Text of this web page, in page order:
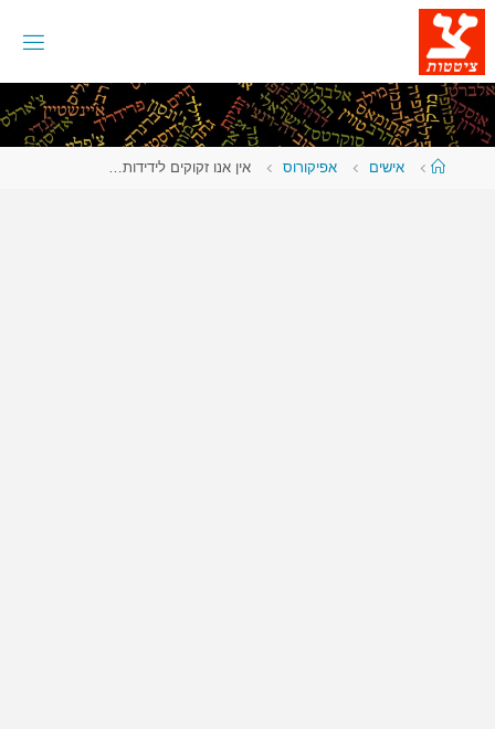
דלגו
לתוכן
עמודאישים אפיקורוס אין אנו זקוקים לידידות…